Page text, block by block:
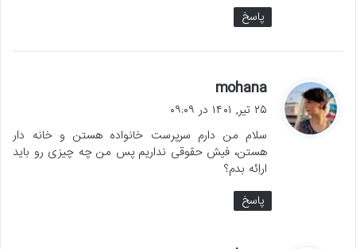
پاسخ
mohana
ف
:
۲۵ تیر, ۱۴۰۱ در ۰۹:۰۹
سلام من دارم سرپرست خانواده هستن و خانه دار
هستن، فیش حقوقی نداریم پس من چه چیزی رو باید
اراِئه بدم؟
پاسخ